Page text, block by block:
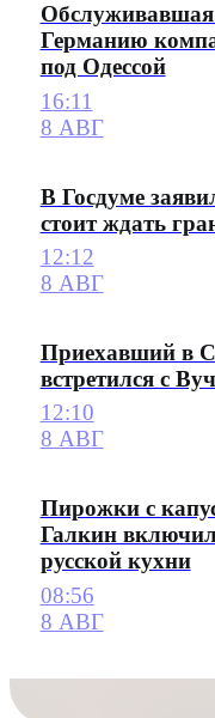
Обслуживавшая
Германию
под Одессой
16:11
8 АВГ
В Госдуме
стоит ждать
12:12
8 АВГ
Приехавший в
встретился с
12:10
8 АВГ
Пирожки с
Галкин
русской кухни
08:56
8 АВГ